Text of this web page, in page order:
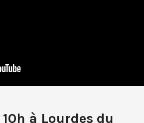
10h à Lourdes du